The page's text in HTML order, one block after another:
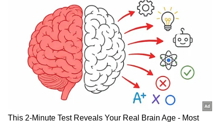
രാഹുലിന്‍റെ വാർത്താസമ്മേളനം തുടങ്ങിയത്.
ഹരിയാനയിൽ മാധ്യമങ്ങളുടെ പ്രവചനം
പോലും അട്ടിമറിച്ച ഫലമാണുണ്ടായത്. എല്ലാ
എക്സിറ്റ് പോളുകളും കോൺഗ്രസിന്
അനുകൂലമായിരുന്നു. പോസ്റ്റൽ വോട്ടുകളിൽ
കോൺഗ്രസിന് മുൻതൂക്കം ഉണ്ടായിരുന്നു.
എന്നാൽ തന്നെ ഞെട്ടിച്ച തട്ടിപ്പാണ് നടന്നത്.
പോസ്റ്റൽ വോട്ടും പോളിങ്ങും സാധാരണ
പോലെയായിരുന്നു. എന്നാൽ ഹരിയാനയിൽ
പൊലീസിനേയും വെല്ലുവിളിക്കുന്ന
അര്‍ജുന്‍ ആയങ്കി?